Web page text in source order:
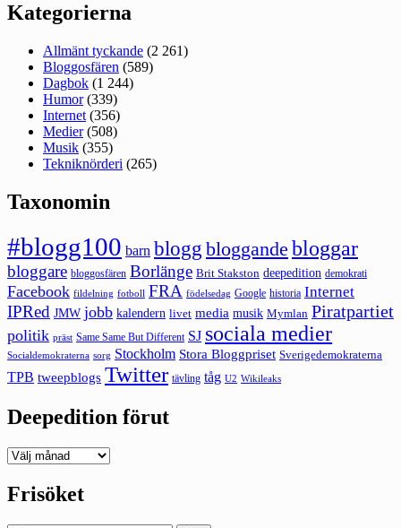
Kategorierna
Allmänt tyckande (2 261)
Bloggosfären (589)
Dagbok (1 244)
Humor(339)
Internet (356)
Medier(508)
Musik (355)
Tekniknörderi (265)
Taxonomin
#blogg100 barn blogg bloggande bloggar
bloggare bloggosfären Borlänge Brit Stakston deepedition demokrati
Facebook fildelning fotboll FRA födelsedag Google historia Internet
IPRed JMW jobb kalendern livet media musik Mymlan Piratpartiet
politik präst Same Same But Different SJ sociala medier
Socialdemokraterna sorg Stockholm Stora Bloggpriset Sverigedemokraterna
TPB tweepblogs Twitter tävling tåg U2 Wikileaks
Deepedition förut
Deepedition
Frisöket